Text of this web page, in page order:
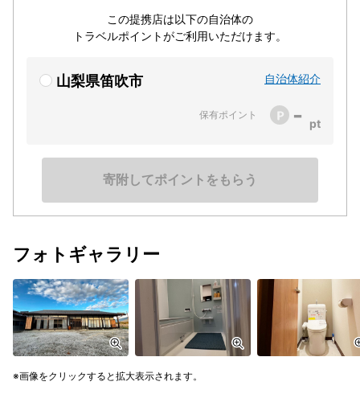
この提携店は以下の自治体の
トラベルポイントがご利用いただけます。
山梨県笛吹市 自治体紹介
保有ポイント -
寄附してポイントをもらう
フォトギャラリー
画像をクリックすると拡大表示されます。